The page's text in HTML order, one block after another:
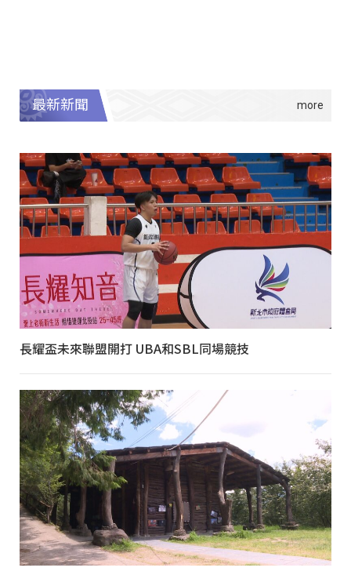
最新新聞
長耀盃未來聯盟開打 UBA和SBL同場競技